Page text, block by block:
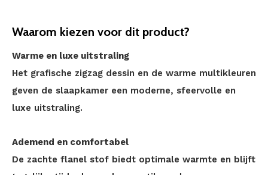
Waarom kiezen voor dit product?
Warme en luxe uitstraling
Het grafische zigzag dessin en de warme multikleuren
geven de slaapkamer een moderne, sfeervolle en
luxe uitstraling.
Ademend en comfortabel
De zachte flanel stof biedt optimale warmte en blijft